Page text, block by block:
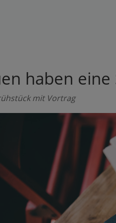
haben
mit Vortrag